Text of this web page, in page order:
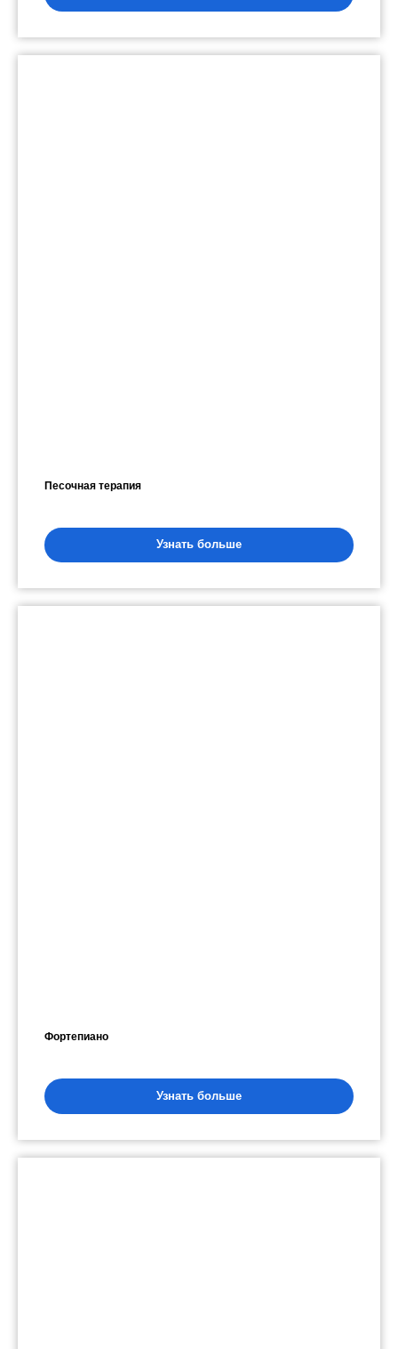
Песочная терапия
Узнать больше
Фортепиано
Узнать больше